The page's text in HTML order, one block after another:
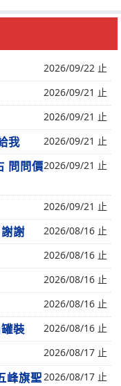
2026/09/22 止
2026/09/21 止
2026/09/21 止
我 2026/09/21 止
問問價2026/09/21 止
2026/09/21 止
謝 2026/08/16 止
2026/08/16 止
2026/08/16 止
2026/08/16 止
裝 2026/08/16 止
2026/08/17 止
峰旗聖2026/08/17 止